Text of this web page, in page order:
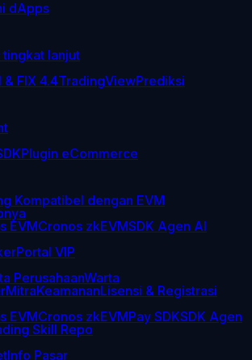
dApps
lanjut
& FIX 4.4TradingViewPrediksi
Plugin eCommerce
Kompatibel dengan EVM
EVMCronos zkEVMSDK Agen AI
Portal VIP
PerusahaanWarta
MitraKeamananLisensi & Registrasi
EVMCronos zkEVMPay SDKSDK Agen
Skill Repo
Info Pasar